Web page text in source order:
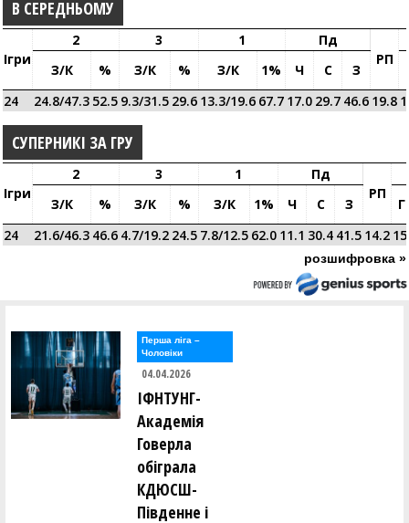
В СЕРЕДНЬОМУ
Ігри
2 3 1
Пд
РП
З/к % З/к % З/к 1% Ч С З
24
24.8/47.3 52.5 9.3/31.5 29.6 13.3/19.6 67.7 17.0 29.7 46.6 19.8
СУПЕРНИКІ ЗА ГРУ
Ігри
2 3 1
Пд
РП
З/к % З/к % З/к 1% Ч С З
24
21.6/46.3 46.6 4.7/19.2 24.5 7.8/12.5 62.0 11.1 30.4 41.5 14.2
розшифровка »
Перша лiга –
Чоловiки
04.04.2026
ІФНТУНГ-
Академія
Говерла
обіграла
КДЮСШ-
Південне і